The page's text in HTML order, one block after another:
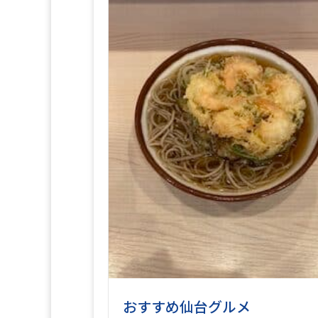
おすすめ仙台グルメ